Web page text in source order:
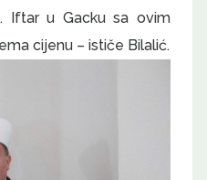
Iftar u Gacku sa ovim
cijenu – ističe Bilalić.